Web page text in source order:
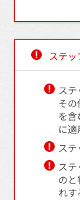
ステ
ス
そ
を
に
ス
ス
の
れ